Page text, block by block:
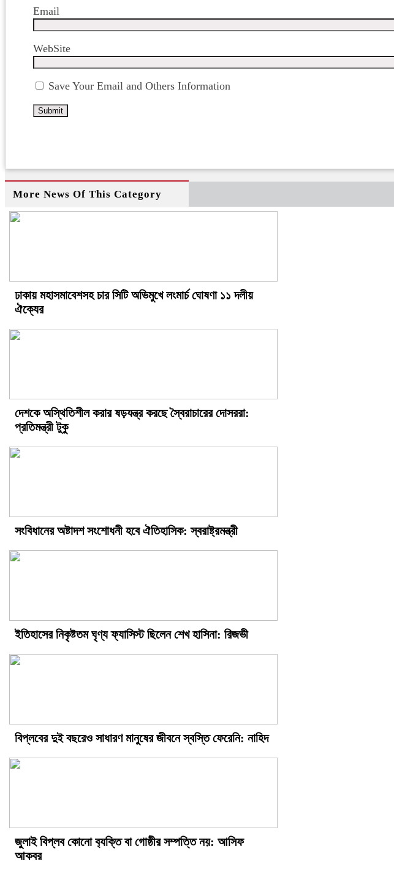
Email
WebSite
Save Your Email and Others Information
More News Of This Category
ঢাকায় মহাসমাবেশসহ চার সিটি অভিমুখে লংমার্চ ঘোষণা ১১ দলীয়
ঐক্যের
দেশকে অস্থিতিশীল করার ষড়যন্ত্র করছে স্বৈরাচারের দোসররা:
প্রতিমন্ত্রী টুকু
সংবিধানের অষ্টাদশ সংশোধনী হবে ঐতিহাসিক: স্বরাষ্ট্রমন্ত্রী
ইতিহাসের নিকৃষ্টতম ঘৃণ্য ফ্যাসিস্ট ছিলেন শেখ হাসিনা: রিজভী
বিপ্লবের দুই বছরেও সাধারণ মানুষের জীবনে স্বস্তি ফেরেনি: নাহিদ
জুলাই বিপ্লব কোনো ব‍্যক্তি বা গোষ্ঠীর সম্পত্তি নয়: আসিফ
আকবর